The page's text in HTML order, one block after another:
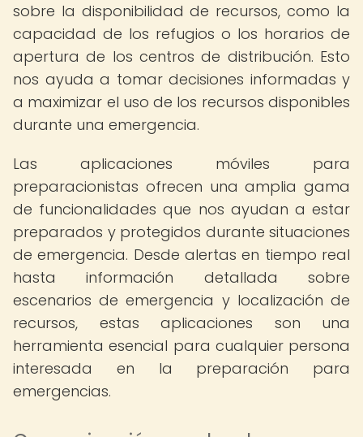
sobre la disponibilidad de recursos, como la
capacidad de los refugios o los horarios de
apertura de los centros de distribución. Esto
nos ayuda a tomar decisiones informadas y
a maximizar el uso de los recursos disponibles
durante una emergencia.
Las aplicaciones móviles para
preparacionistas ofrecen una amplia gama
de funcionalidades que nos ayudan a estar
preparados y protegidos durante situaciones
de emergencia. Desde alertas en tiempo real
hasta información detallada sobre
escenarios de emergencia y localización de
recursos, estas aplicaciones son una
herramienta esencial para cualquier persona
interesada en la preparación para
emergencias.